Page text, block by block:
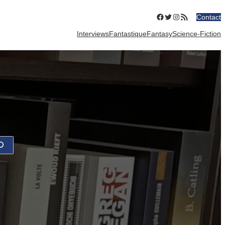
Facebook
Twitter
Instagram
Flux RSSContact
InterviewsFantastiqueFantasyScience-Fiction